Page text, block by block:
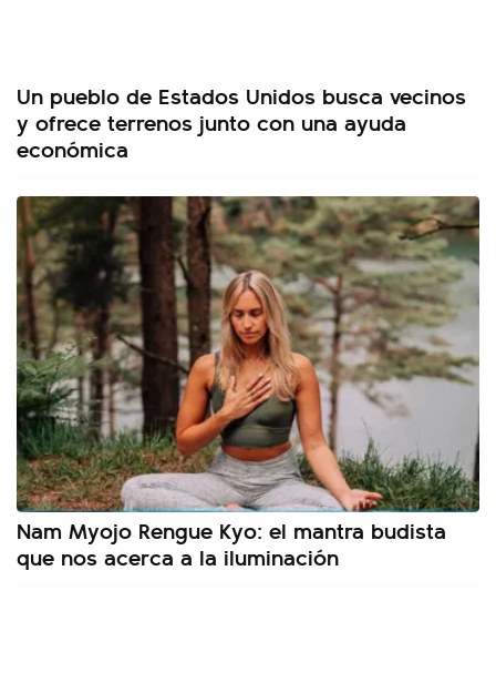
Un pueblo de Estados Unidos busca vecinos
y ofrece terrenos junto con una ayuda
económica
Nam Myojo Rengue Kyo: el mantra budista
que nos acerca a la iluminación